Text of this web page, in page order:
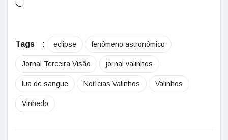
Tags : eclipse fenômeno astronômico
Jornal Terceira Visão jornal valinhos
lua de sangue Notícias Valinhos Valinhos
Vinhedo